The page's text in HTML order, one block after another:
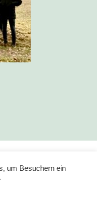
um Besuchern ein